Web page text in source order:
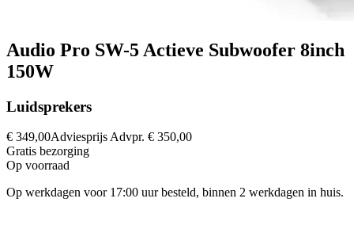
Audio Pro SW-5 Actieve Subwoofer 8inch
150W
Luidsprekers
€ 349,00Adviesprijs Advpr. € 350,00
Gratis bezorging
Op voorraad
Op werkdagen voor 17:00 uur besteld, binnen 2 werkdagen in huis.